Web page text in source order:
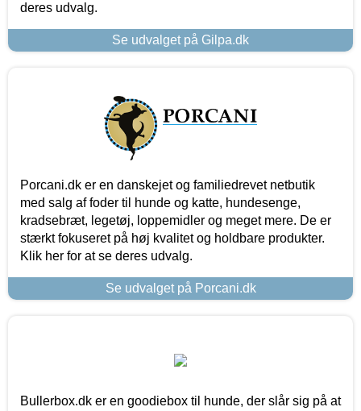
deres udvalg.
Se udvalget på Gilpa.dk
Porcani.dk er en danskejet og familiedrevet netbutik
med salg af foder til hunde og katte, hundesenge,
kradsebræt, legetøj, loppemidler og meget mere. De er
stærkt fokuseret på høj kvalitet og holdbare produkter.
Klik her for at se deres udvalg.
Se udvalget på Porcani.dk
Bullerbox.dk er en goodiebox til hunde, der slår sig på at